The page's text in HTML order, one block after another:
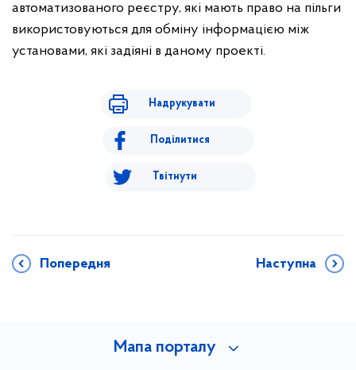
автоматизованого реєстру, які мають право на пільги
використовуються для обміну інформацією між
установами, які задіяні в даному проекті.
Надрукувати
Поділитися
Твітнути
Попередня Наступна
Мапа порталу